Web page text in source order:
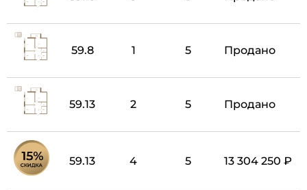
59.8 1 5 Продано
59.13 2 5 Продано
59.13 4 5 13 304 250 ₽